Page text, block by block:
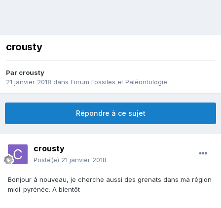
crousty
Par crousty
21 janvier 2018 dans Forum Fossiles et Paléontologie
Répondre à ce sujet
crousty
Posté(e) 21 janvier 2018
Bonjour à nouveau, je cherche aussi des grenats dans ma région
midi-pyrénée. A bientôt